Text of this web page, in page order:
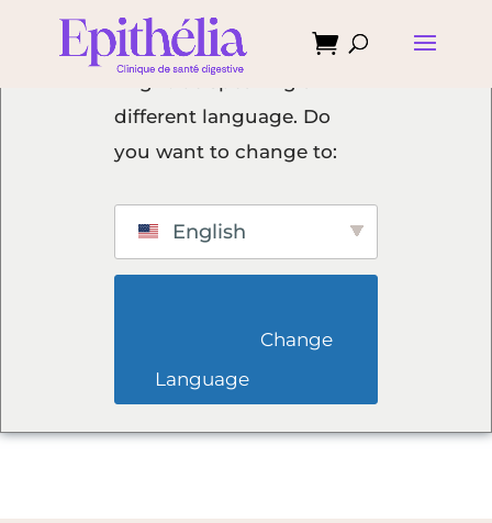
We've detected you
might be speaking a
different language. Do
you want to change to:
English
Language
